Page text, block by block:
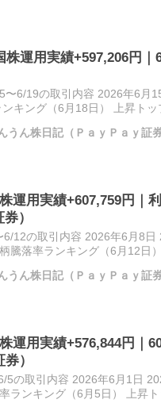
株運用実績+597,206円
〜6/19の取引内容 2026年6月
キング（6月18日） 上昇ト
うん株日記（ＰａｙＰａｙ証券
運用実績+607,759円｜
）
12の取引内容 2026年6月8
騰落率ランキング（6月12日
うん株日記（ＰａｙＰａｙ証券
株運用実績+576,844円
）
5の取引内容 2026年6月1日
ランキング（6月5日） 上昇